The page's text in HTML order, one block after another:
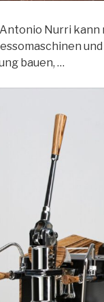
Nurri kann
bauen, …